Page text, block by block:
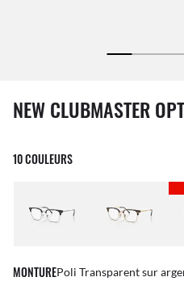
1 article a été retiré de votre
NEW CLUBMASTER
10 COULEURS
MONTUREPoli Transparent sur